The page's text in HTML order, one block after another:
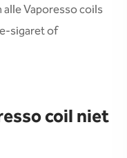
Vaporesso coils
sigaret of
coil niet